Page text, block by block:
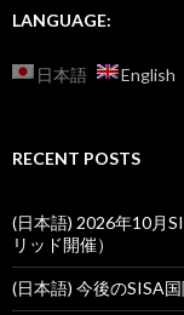
LANGUAGE:
日本語 English
RECENT POSTS
(日本語) 2026年10月
リッド開催）
(日本語) 今後のSISA